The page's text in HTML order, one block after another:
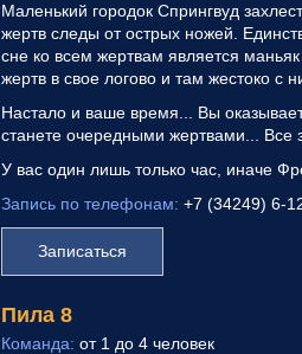
Маленький городок Спрингвуд
жертв следы от острых ножей.
сне ко всем жертвам является
жертв в свое логово и там жестоко с
Настало и ваше время... Вы
станете очередными жертвами... Все
У вас один лишь только час, иначе
Запись по телефонам: +7 (34249) 6-
Записаться
Пила 8
Команда: от 1 до 4 человек